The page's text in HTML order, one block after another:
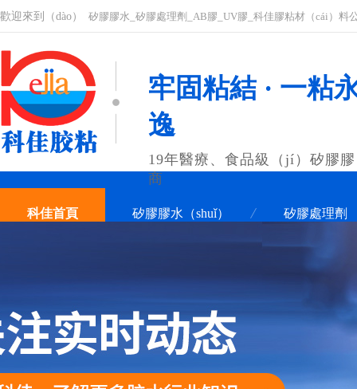
歡迎來到（dào） 矽膠膠水_矽膠處理劑_AB膠_UV膠_科佳膠粘材（cái）料
牢固粘結 · 一粘
逸
19年醫療、食品級（jí）矽膠
商
科佳首頁 矽膠膠水（shuǐ） 矽膠處理劑